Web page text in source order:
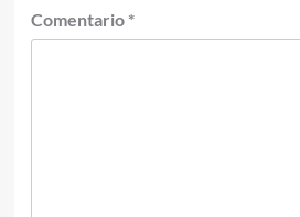
Comentario *